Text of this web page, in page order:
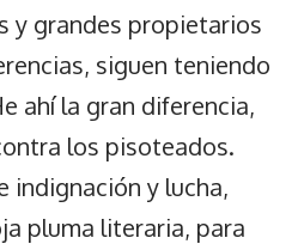
y grandes propietarios
siguen teniendo
ahí la gran diferencia,
los pisoteados.
indignación y lucha,
pluma literaria, para